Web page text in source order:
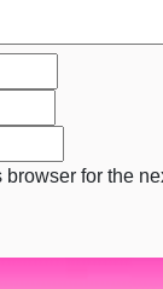
for the